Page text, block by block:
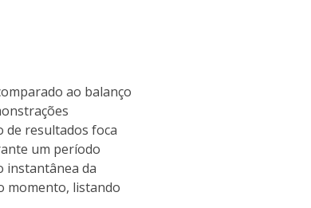
ao balanço
de resultados foca
um período
instantânea da
momento, listando